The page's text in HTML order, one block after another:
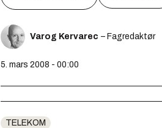
Varog Kervarec – Fagredaktør
5. mars 2008 - 00:00
TELEKOM